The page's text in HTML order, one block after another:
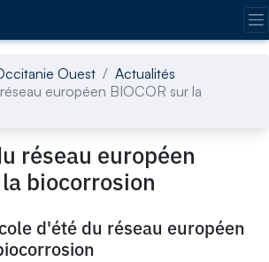
Ouest
Actualités
européen BIOCOR sur la
réseau européen
biocorrosion
d'été du réseau européen